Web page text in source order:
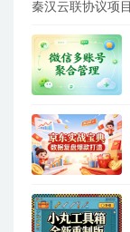
秦汉云联协议项目